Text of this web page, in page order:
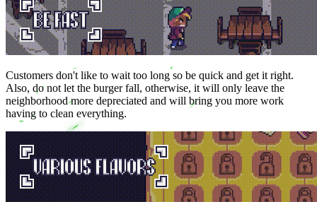
Customers don't like to wait too long so be quick and get it right.
Also, do not let the burger fall, otherwise, it will only leave the
neighborhood more depreciated and will bring you more work
having to clean everything.